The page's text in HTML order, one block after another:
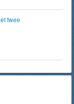
twee